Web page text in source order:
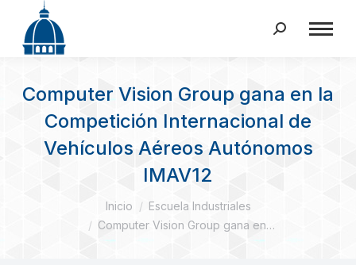
Buscar:
Computer Vision Group gana en la
Competición Internacional de
Vehículos Aéreos Autónomos
IMAV12
Inicio
Escuela Industriales
Computer Vision Group gana en…